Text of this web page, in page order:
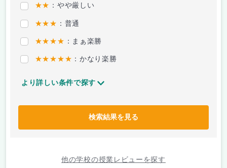
★★ ：やや厳しい
★★★ ：普通
★★★★ ：まぁ楽勝
★★★★★ ：かなり楽勝
より詳しい条件で探す
検索結果を見る
他の学校の授業レビューを探す